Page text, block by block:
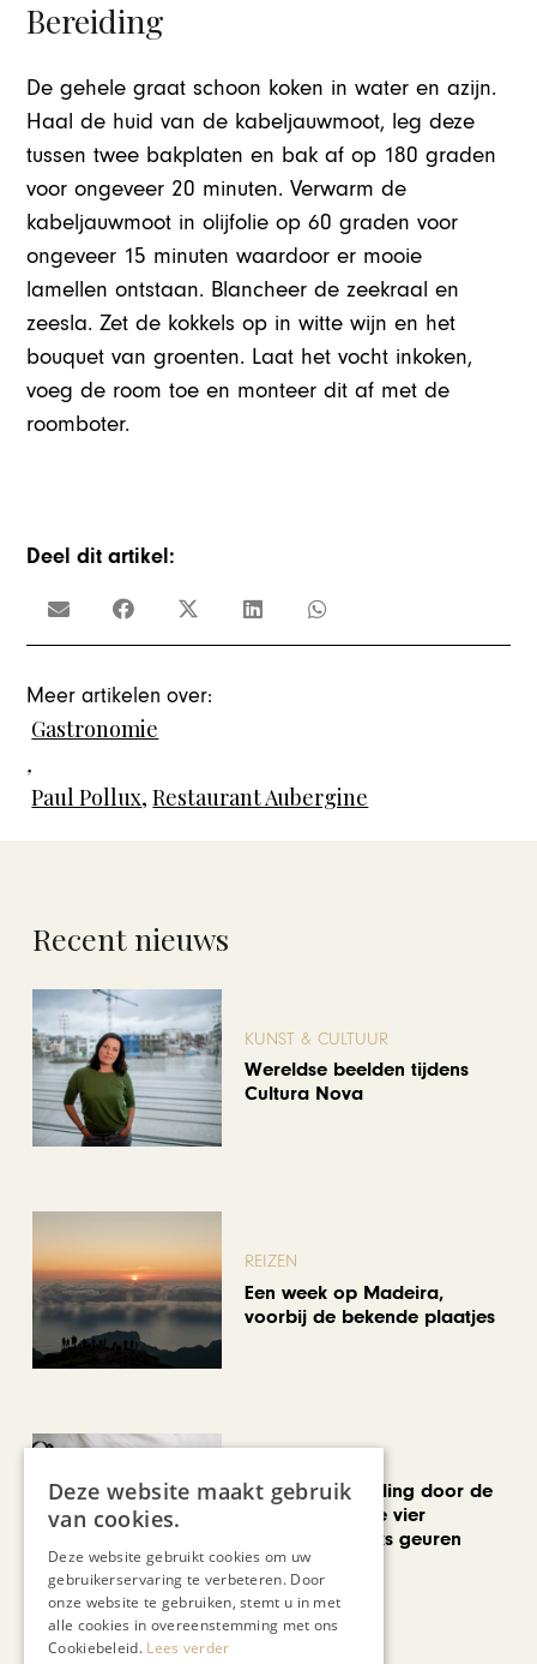
Bereiding
De gehele graat schoon koken in water en azijn.
Haal de huid van de kabeljauwmoot, leg deze
tussen twee bakplaten en bak af op 180 graden
voor ongeveer 20 minuten. Verwarm de
kabeljauwmoot in olijfolie op 60 graden voor
ongeveer 15 minuten waardoor er mooie
lamellen ontstaan. Blancheer de zeekraal en
zeesla. Zet de kokkels op in witte wijn en het
bouquet van groenten. Laat het vocht inkoken,
voeg de room toe en monteer dit af met de
roomboter.
Deel dit artikel:
Meer artikelen over:
Gastronomie
,
Paul Pollux,Restaurant Aubergine
Recent nieuws
KUNST & CULTUUR
Wereldse beelden tijdens
Cultura Nova
REIZEN
Een week op Madeira,
voorbij de bekende plaatjes
Een geurwandeling door de
Stokstraat: onze vier
favoriete uniseks geuren
voor de zomer
Bekijk alle artikelen
Deze website maakt gebruik
van cookies.
Deze website gebruikt cookies om uw
gebruikerservaring te verbeteren. Door
onze website te gebruiken, stemt u in met
alle cookies in overeenstemming met ons
Cookiebeleid. Lees verder